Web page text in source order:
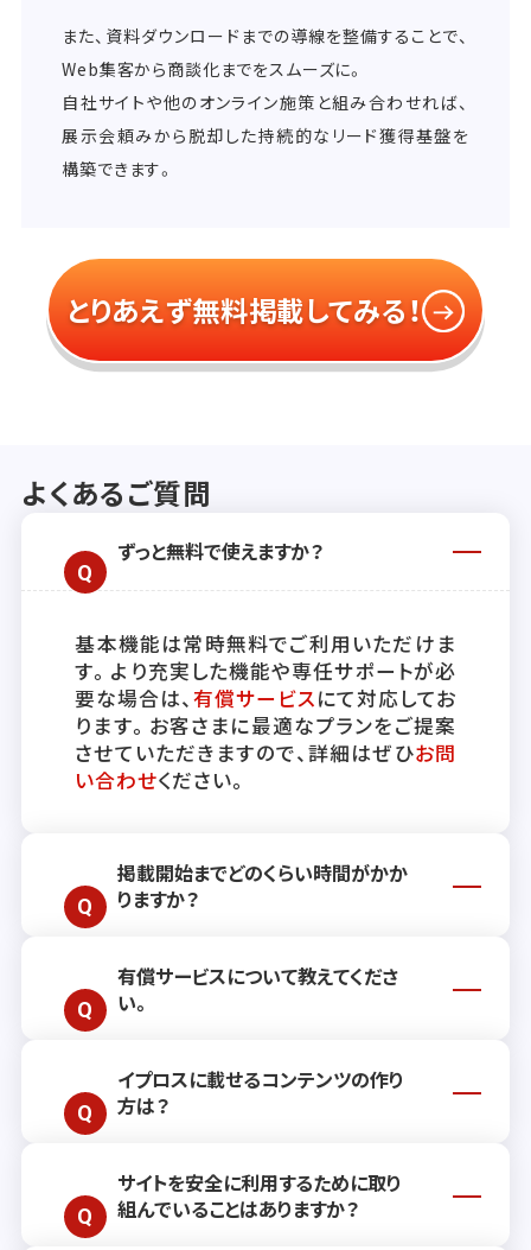
また、資料ダウンロードまでの導線を整備することで、
Web集客から商談化までをスムーズに。
自社サイトや他のオンライン施策と組み合わせれば、
展示会頼みから脱却した持続的なリード獲得基盤を
構築できます。
とりあえず無料掲載してみる！
よくあるご質問
ずっと無料で使えますか？
基本機能は常時無料でご利用いただけま
す。より充実した機能や専任サポートが必
要な場合は、有償サービスにて対応してお
ります。お客さまに最適なプランをご提案
させていただきますので、詳細はぜひお問
い合わせください。
掲載開始までどのくらい時間がかか
りますか？
通常、掲載開始までには約2週間ほどお時
間をいただいております。ただし、お客さ
ざいますので、詳しくはお気軽にお問い合
わせ ください。
有償サービスについて教えてくださ
い。
有償サービスでは、リード獲得を継続的に
支援するプランや、単発でご利用いただけ
す。お客さまのビジネスニーズに沿った最
適なご提案・お見積もりをいたしますの
で、ぜひお問い合わせください。（リード獲
イプロスに載せるコンテンツの作り
方は？
効果的なコンテンツ作成のためのポイント
や手法をまとめた記事 を公開しておりま
サイトを安全に利用するために取り
組んでいることはありますか？